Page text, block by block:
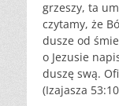
grzeszy, ta
czytamy, że
dusze od
o Jezusie
duszę swą.
(Izajasza